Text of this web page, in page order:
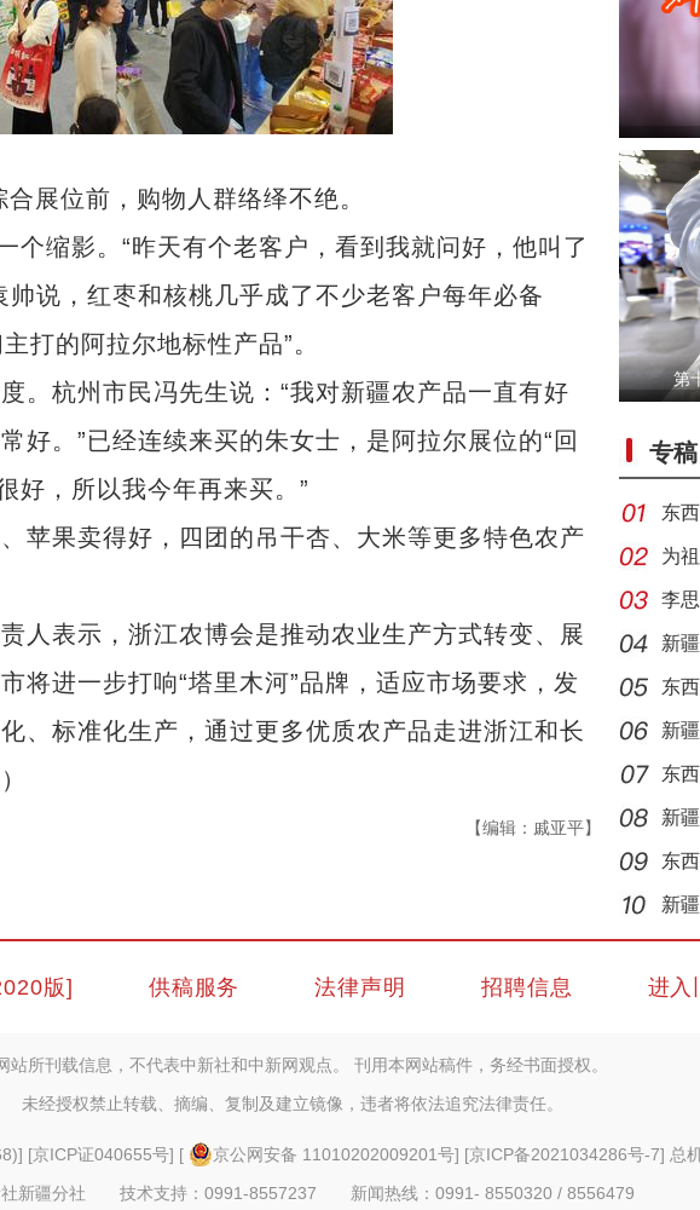
位前，购物人群络绎不绝。
缩影。“昨天有个老客户，看到我就问好，他叫了
说，红枣和核桃几乎成了不少老客户每年必备
打的阿拉尔地标性产品”。
杭州市民冯先生说：“我对新疆农产品一直有好
好。”已经连续来买的朱女士，是阿拉尔展位的“回
好，所以我今年再来买。”
果卖得好，四团的吊干杏、大米等更多特色农产
表示，浙江农博会是推动农业生产方式转变、展
将进一步打响“塔里木河”品牌，适应市场要求，发
、标准化生产，通过更多优质农产品走进浙江和长
【编辑：戚亚平】
侨
第
专稿
东
年良
为
李
分割
新
东
什
新
东
新
东
见证
新
版] 供稿服务 法律声明 招聘信息 进入
站所刊载信息，不代表中新社和中新网观点。 刊用本网站稿件，务经书面授权。
未经授权禁止转载、摘编、复制及建立镜像，违者将依法追究法律责任。
] [京ICP证040655号] [ 京公网安备 11010202009201号] [京ICP备2021034286号-7] 总
社新疆分社 技术支持：0991-8557237 新闻热线：0991- 8550320 / 8556479